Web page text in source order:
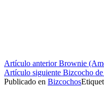
Seguir
leyendo
Artículo anteriorBrownie
Artículo siguiente Bizcocho
Publicado en Bizcochos